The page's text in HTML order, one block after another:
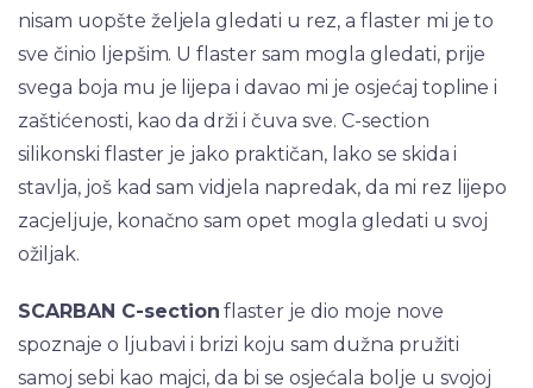
nisam uopšte željela gledati u rez, a flaster mi je to
sve činio ljepšim. U flaster sam mogla gledati, prije
svega boja mu je lijepa i davao mi je osjećaj topline i
zaštićenosti, kao da drži i čuva sve. C-section
silikonski flaster je jako praktičan, lako se skida i
stavlja, još kad sam vidjela napredak, da mi rez lijepo
zacjeljuje, konačno sam opet mogla gledati u svoj
ožiljak.
SCARBAN C-section flaster je dio moje nove
spoznaje o ljubavi i brizi koju sam dužna pružiti
samoj sebi kao majci, da bi se osjećala bolje u svojoj